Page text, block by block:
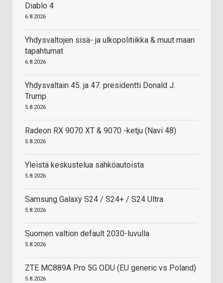
Diablo 4
6.8.2026
Yhdysvaltojen sisä- ja ulkopolitiikka & muut maan
tapahtumat
6.8.2026
Yhdysvaltain 45. ja 47. presidentti Donald J.
Trump
5.8.2026
Radeon RX 9070 XT & 9070 -ketju (Navi 48)
5.8.2026
Yleistä keskustelua sähköautoista
5.8.2026
Samsung Galaxy S24 / S24+ / S24 Ultra
5.8.2026
Suomen valtion default 2030-luvulla
5.8.2026
ZTE MC889A Pro 5G ODU (EU generic vs Poland)
5.8.2026